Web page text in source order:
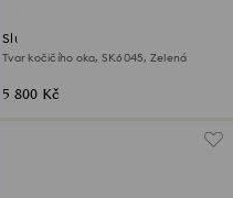
Sluneční brýle
Tvar kočičího oka, SK6045, Zelená
5 800 Kč